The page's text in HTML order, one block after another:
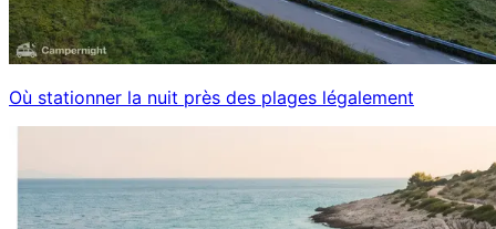
Où stationner la nuit près des plages légalement